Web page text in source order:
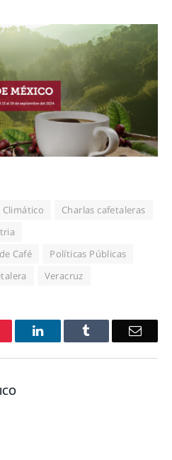
Climático
Charlas cafetaleras
Café
Políticas Públicas
Veracruz
LinkedIn Email